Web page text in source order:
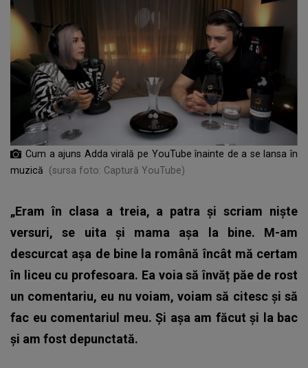
Cum a ajuns Adda virală pe YouTube înainte de a se lansa în
muzică
(sursa foto: Captură YouTube)
„Eram în clasa a treia, a patra și scriam niște
versuri, se uita și mama așa la bine. M-am
descurcat așa de bine la română încât mă certam
în liceu cu profesoara. Ea voia să învăț păe de rost
un comentariu, eu nu voiam, voiam să citesc și să
fac eu comentariul meu. Și așa am făcut și la bac
și am fost depunctată.